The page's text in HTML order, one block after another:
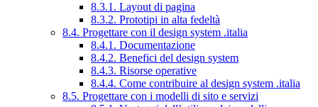
8.3.1. Layout di pagina
8.3.2. Prototipi in alta fedeltà
8.4. Progettare con il design system .italia
8.4.1. Documentazione
8.4.2. Benefici del design system
8.4.3. Risorse operative
8.4.4. Come contribuire al design system .italia
8.5. Progettare con i modelli di sito e servizi